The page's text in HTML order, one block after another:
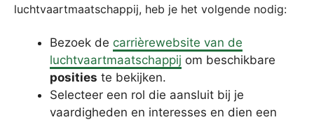
luchtvaartmaatschappij, heb je het volgende nodig:
Bezoek de carrièrewebsite van de
luchtvaartmaatschappij om beschikbare
posities te bekijken.
Selecteer een rol die aansluit bij je
vaardigheden en interesses en dien een